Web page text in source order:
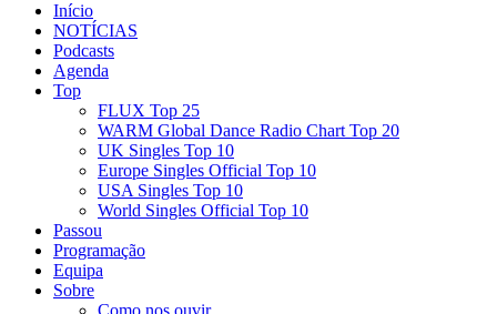
Início
NOTÍCIAS
Podcasts
Agenda
Top
FLUX Top 25
WARM Global Dance Radio Chart Top 20
UK Singles Top 10
Europe Singles Official Top 10
USA Singles Top 10
World Singles Official Top 10
Passou
Programação
Equipa
Sobre